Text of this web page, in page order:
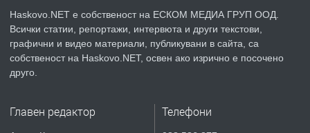
преди 5 дни
ПРЕДЛАГА
Продавам парцел в гр. Хасково кв.
Haskovo.NET е собственост на ЕСКОМ МЕДИА ГРУП ООД.
Всички статии, репортажи, интервюта и други текстови,
графични и видео материали, публикувани в сайта, са
собственост на Haskovo.NET, освен ако изрично е посочено
друго.
Главен редактор Телефони